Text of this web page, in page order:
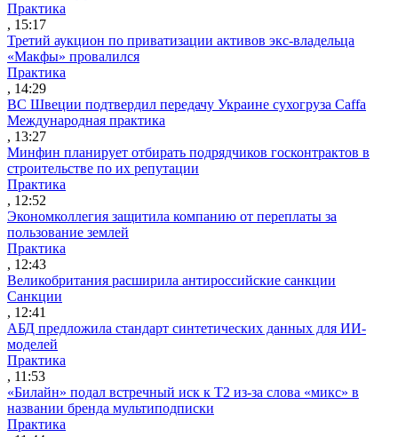
Практика
, 15:17
Третий аукцион по приватизации активов экс-владельца
«Макфы» провалился
Практика
, 14:29
ВС Швеции подтвердил передачу Украине сухогруза Caffa
Международная практика
, 13:27
Минфин планирует отбирать подрядчиков госконтрактов в
строительстве по их репутации
Практика
, 12:52
Экономколлегия защитила компанию от переплаты за
пользование землей
Практика
, 12:43
Великобритания расширила антироссийские санкции
Санкции
, 12:41
АБД предложила стандарт синтетических данных для ИИ-
моделей
Практика
, 11:53
«Билайн» подал встречный иск к Т2 из-за слова «микс» в
названии бренда мультиподписки
Практика